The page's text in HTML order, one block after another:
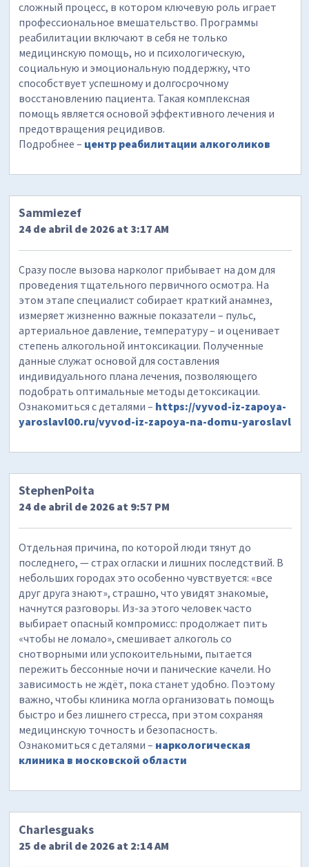
сложный процесс, в котором ключевую роль играет
профессиональное вмешательство. Программы
реабилитации включают в себя не только
медицинскую помощь, но и психологическую,
социальную и эмоциональную поддержку, что
способствует успешному и долгосрочному
восстановлению пациента. Такая комплексная
помощь является основой эффективного лечения и
предотвращения рецидивов.
Подробнее – центр реабилитации алкоголиков
Sammiezef
24 de abril de 2026 at 3:17 AM
Сразу после вызова нарколог прибывает на дом для
проведения тщательного первичного осмотра. На
этом этапе специалист собирает краткий анамнез,
измеряет жизненно важные показатели – пульс,
артериальное давление, температуру – и оценивает
степень алкогольной интоксикации. Полученные
данные служат основой для составления
индивидуального плана лечения, позволяющего
подобрать оптимальные методы детоксикации.
Ознакомиться с деталями – https://vyvod-iz-zapoya-
yaroslavl00.ru/vyvod-iz-zapoya-na-domu-yaroslavl
StephenPoita
24 de abril de 2026 at 9:57 PM
Отдельная причина, по которой люди тянут до
последнего, — страх огласки и лишних последствий. В
небольших городах это особенно чувствуется: «все
друг друга знают», страшно, что увидят знакомые,
начнутся разговоры. Из-за этого человек часто
выбирает опасный компромисс: продолжает пить
«чтобы не ломало», смешивает алкоголь со
снотворными или успокоительными, пытается
пережить бессонные ночи и панические качели. Но
зависимость не ждёт, пока станет удобно. Поэтому
важно, чтобы клиника могла организовать помощь
быстро и без лишнего стресса, при этом сохраняя
медицинскую точность и безопасность.
Ознакомиться с деталями – наркологическая
клиника в московской области
Charlesguaks
25 de abril de 2026 at 2:14 AM